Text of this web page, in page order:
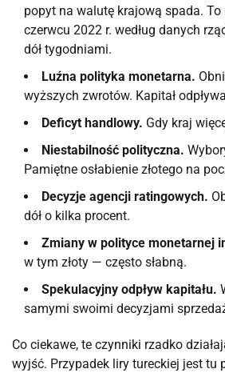
popyt na walutę krajową spada.
czerwcu 2022 r. według danych
dół tygodniami.
Luźna polityka monetarna.
wyższych zwrotów. Kapitał
Deficyt handlowy. Gdy kraj
Niestabilność polityczna.
Pamiętne osłabienie złotego na
Decyzje agencji ratingowych.
dół o kilka procent.
Zmiany w polityce monetarnej
w tym złoty — często słabną.
Spekulacyjny odpływ kapitału.
samymi swoimi decyzjami
Co ciekawe, te czynniki rzadko
wyjść. Przypadek liry tureckiej jest